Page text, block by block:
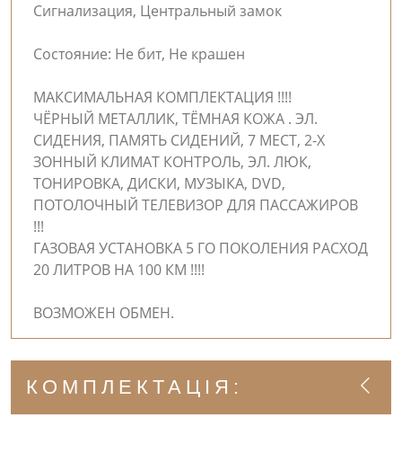
Сигнализация, Центральный замок
Состояние: Не бит, Не крашен
МАКСИМАЛЬНАЯ КОМПЛЕКТАЦИЯ !!!!
ЧЁРНЫЙ МЕТАЛЛИК, ТЁМНАЯ КОЖА . ЭЛ.
СИДЕНИЯ, ПАМЯТЬ СИДЕНИЙ, 7 МЕСТ, 2-Х
ЗОННЫЙ КЛИМАТ КОНТРОЛЬ, ЭЛ. ЛЮК,
ТОНИРОВКА, ДИСКИ, МУЗЫКА, DVD,
ПОТОЛОЧНЫЙ ТЕЛЕВИЗОР ДЛЯ ПАССАЖИРОВ
!!!
ГАЗОВАЯ УСТАНОВКА 5 ГО ПОКОЛЕНИЯ РАСХОД
20 ЛИТРОВ НА 100 КМ !!!!
ВОЗМОЖЕН ОБМЕН.
КОМПЛЕКТАЦІЯ: